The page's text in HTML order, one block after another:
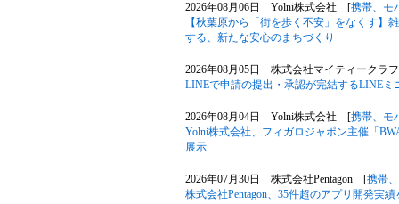
2026年08月06日 Yolni株式会社 [携帯、モ
【秋葉原から「街を歩く不安」をなくす】
する、新たな安心のまちづくり
2026年08月05日 株式会社マイティークラ
LINEで申請の提出・承認が完結するLINE
2026年08月04日 Yolni株式会社 [携帯、モ
Yolni株式会社、フィガロジャポン主催「
展示
2026年07月30日 株式会社Pentagon [携帯
株式会社Pentagon、35件超のアプリ開発実